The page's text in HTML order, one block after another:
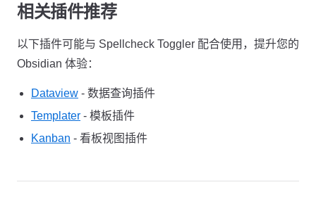
相关插件推荐
以下插件可能与 Spellcheck Toggler 配合使用，提升您的
Obsidian 体验：
Dataview - 数据查询插件
Templater - 模板插件
Kanban - 看板视图插件